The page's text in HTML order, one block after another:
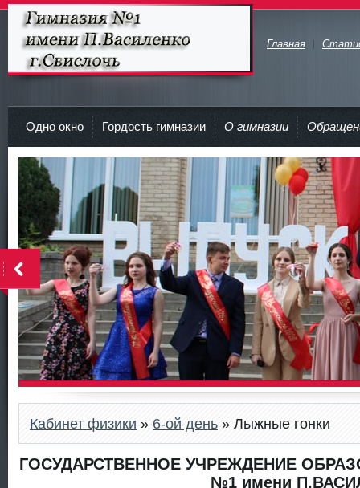
Гимназия №1 имени П.Василенко
Главная
Одно окно Гордость гимназии О гимназии
Кабинет физики » 6-ой день » Лыжные гонки
ГОСУДАРСТВЕННОЕ УЧРЕЖДЕНИЕ
№1 имени